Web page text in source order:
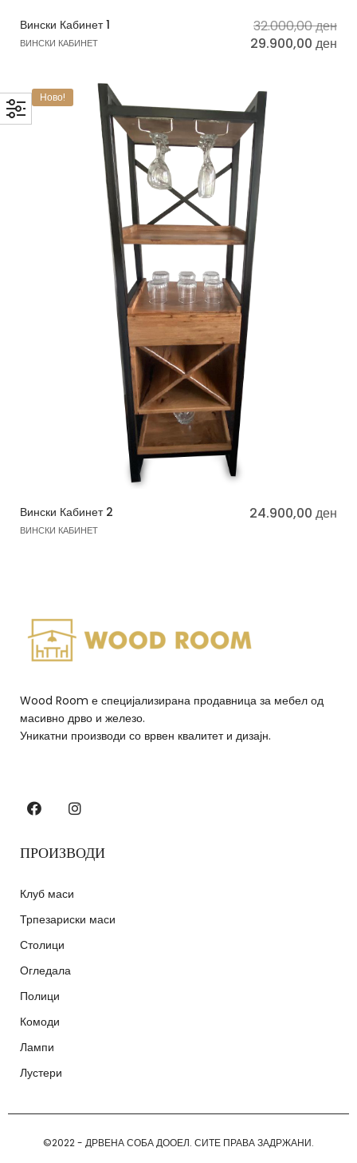
Вински Кабинет 1
ВИНСКИ КАБИНЕТ
32.000,00ден
29.900,00 ден
Ново!
Вински Кабинет 2
ВИНСКИ КАБИНЕТ
24.900,00 ден
Wood Room е специјализирана продавница за мебел од
масивно дрво и железо.
Уникатни производи со врвен квалитет и дизајн.
ПРОИЗВОДИ
Клуб маси
Трпезариски маси
Столици
Огледала
Полици
Комоди
Лампи
Лустери
©2022 - ДРВЕНА СОБА ДООЕЛ. СИТЕ ПРАВА ЗАДРЖАНИ.